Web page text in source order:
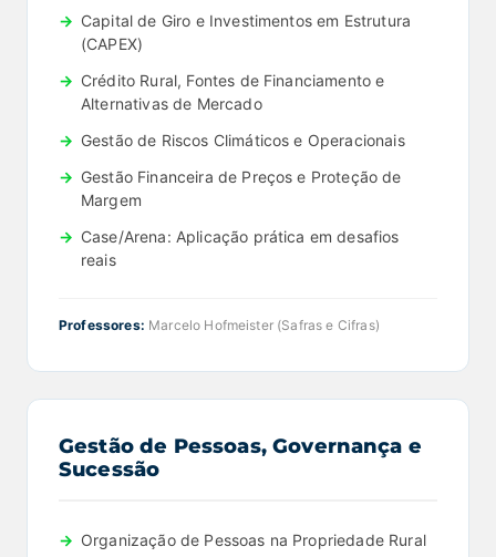
Capital de Giro e Investimentos em Estrutura
(CAPEX)
Crédito Rural, Fontes de Financiamento e
Alternativas de Mercado
Gestão de Riscos Climáticos e Operacionais
Gestão Financeira de Preços e Proteção de
Margem
Case/Arena: Aplicação prática em desafios
reais
Professores: Marcelo Hofmeister (Safras e Cifras)
Gestão de Pessoas, Governança e
Sucessão
Organização de Pessoas na Propriedade Rural